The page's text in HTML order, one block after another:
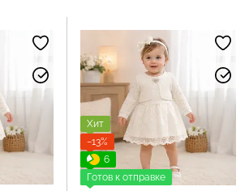
Подарочные наборы
Хит
−13%
6
Готов к отправке